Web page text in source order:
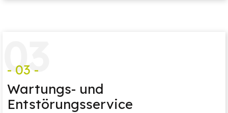
03
- 03 -
Wartungs- und
Entstörungsservice